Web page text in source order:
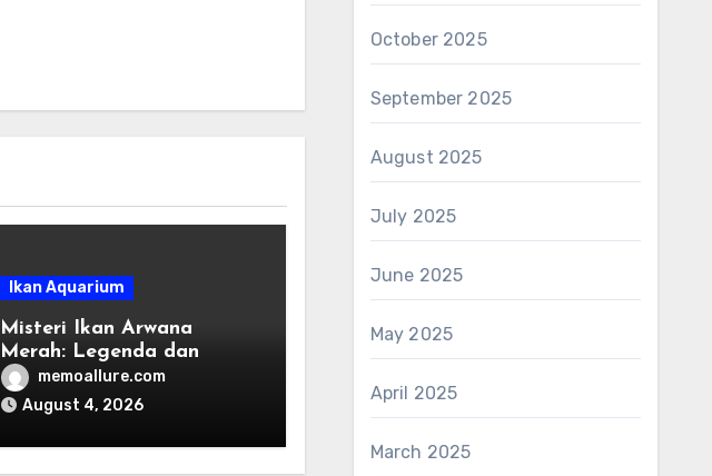
Ikan Aquarium
Misteri Ikan Arwana
Merah: Legenda dan
Mitos di Indonesia
memoallure.com
August 4, 2026
October 2025
September 2025
August 2025
July 2025
June 2025
May 2025
April 2025
March 2025